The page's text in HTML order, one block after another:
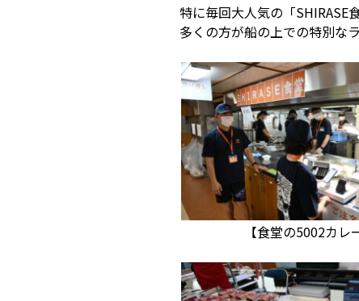
特に毎回大人気の「SHIRASE
多くの方が船の上での特別な
【食堂の5002カ